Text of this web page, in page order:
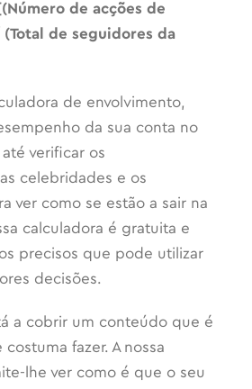
de acções de
de seguidores da
de envolvimento,
da sua conta no
verificar os
celebridades e os
ver como se estão a sair na
calculadora é gratuita e
precisos que pode utilizar
decisões.
a cobrir um conteúdo que é
fazer. A nossa
lhe ver como é que o seu